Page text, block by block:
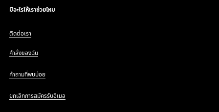
มีอะไรให้เราช่วยไหม
ติดต่อเรา
คำสั่งของฉัน
คำถามที่พบบ่อย
ยกเลิกการสมัครรับอีเมล